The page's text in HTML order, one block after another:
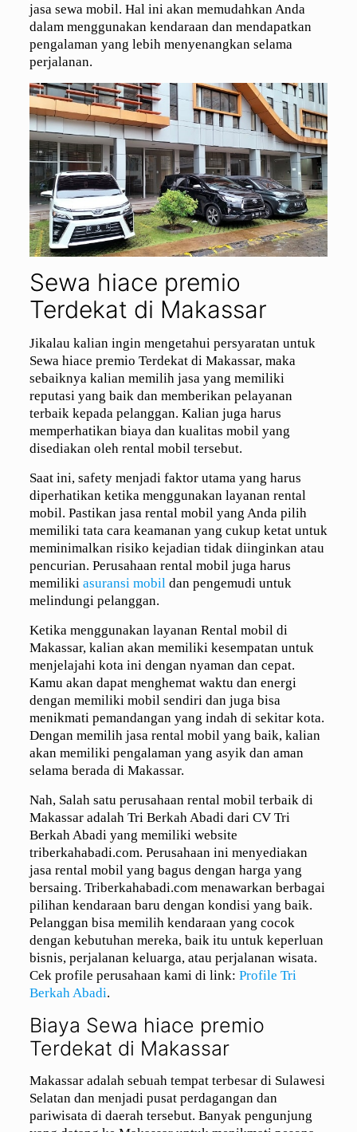
jasa sewa mobil. Hal ini akan memudahkan Anda
dalam menggunakan kendaraan dan mendapatkan
pengalaman yang lebih menyenangkan selama
perjalanan.
Sewa hiace premio
Terdekat di Makassar
Jikalau kalian ingin mengetahui persyaratan untuk
Sewa hiace premio Terdekat di Makassar, maka
sebaiknya kalian memilih jasa yang memiliki
reputasi yang baik dan memberikan pelayanan
terbaik kepada pelanggan. Kalian juga harus
memperhatikan biaya dan kualitas mobil yang
disediakan oleh rental mobil tersebut.
Saat ini, safety menjadi faktor utama yang harus
diperhatikan ketika menggunakan layanan rental
mobil. Pastikan jasa rental mobil yang Anda pilih
memiliki tata cara keamanan yang cukup ketat untuk
meminimalkan risiko kejadian tidak diinginkan atau
pencurian. Perusahaan rental mobil juga harus
memiliki asuransi mobildan pengemudi untuk
melindungi pelanggan.
Ketika menggunakan layanan Rental mobil di
Makassar, kalian akan memiliki kesempatan untuk
menjelajahi kota ini dengan nyaman dan cepat.
Kamu akan dapat menghemat waktu dan energi
dengan memiliki mobil sendiri dan juga bisa
menikmati pemandangan yang indah di sekitar kota.
Dengan memilih jasa rental mobil yang baik, kalian
akan memiliki pengalaman yang asyik dan aman
selama berada di Makassar.
Nah, Salah satu perusahaan rental mobil terbaik di
Makassar adalah Tri Berkah Abadi dari CV Tri
Berkah Abadi yang memiliki website
triberkahabadi.com. Perusahaan ini menyediakan
jasa rental mobil yang bagus dengan harga yang
bersaing. Triberkahabadi.com menawarkan berbagai
pilihan kendaraan baru dengan kondisi yang baik.
Pelanggan bisa memilih kendaraan yang cocok
dengan kebutuhan mereka, baik itu untuk keperluan
bisnis, perjalanan keluarga, atau perjalanan wisata.
Cek profile perusahaan kami di link: Profile Tri
Berkah Abadi.
Biaya Sewa hiace premio
Terdekat di Makassar
Makassar adalah sebuah tempat terbesar di Sulawesi
Selatan dan menjadi pusat perdagangan dan
pariwisata di daerah tersebut. Banyak pengunjung